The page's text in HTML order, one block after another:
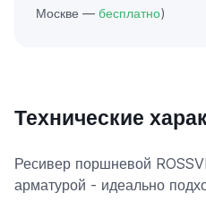
Москве — бесплатно)
Технические
Ресивер поршневой
арматурой - идеально